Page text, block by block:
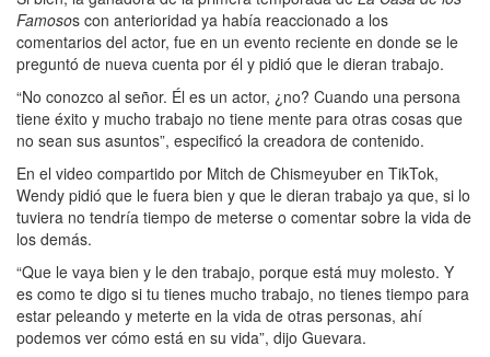
Famosos con anterioridad ya había reaccionado a los
comentarios del actor, fue en un evento reciente en donde se le
preguntó de nueva cuenta por él y pidió que le dieran trabajo.
“No conozco al señor. Él es un actor, ¿no? Cuando una persona
tiene éxito y mucho trabajo no tiene mente para otras cosas que
no sean sus asuntos”, especificó la creadora de contenido.
En el video compartido por Mitch de Chismeyuber en TikTok,
Wendy pidió que le fuera bien y que le dieran trabajo ya que, si lo
tuviera no tendría tiempo de meterse o comentar sobre la vida de
los demás.
“Que le vaya bien y le den trabajo, porque está muy molesto. Y
es como te digo si tu tienes mucho trabajo, no tienes tiempo para
estar peleando y meterte en la vida de otras personas, ahí
podemos ver cómo está en su vida”, dijo Guevara.